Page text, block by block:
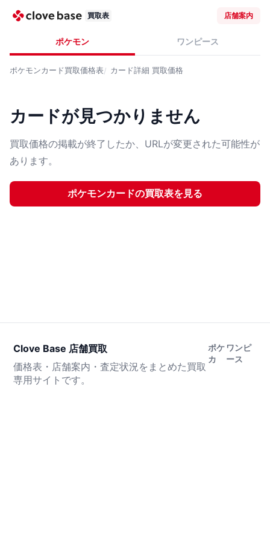
買取表 店舗案内
ポケモン ワンピース
ポケモンカード買取価格表 カード詳細 買取価格
カードが見つかりません
買取価格の掲載が終了したか、URLが変更された可能性が
あります。
ポケモンカードの買取表を見る
Clove Base 店舗買取
価格表・店舗案内・査定状況をまとめた買取
専用サイトです。
ポケ
カ
ワンピ
ース